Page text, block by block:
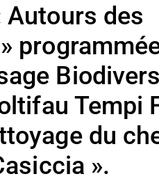
Autours des
Tempi
du
».